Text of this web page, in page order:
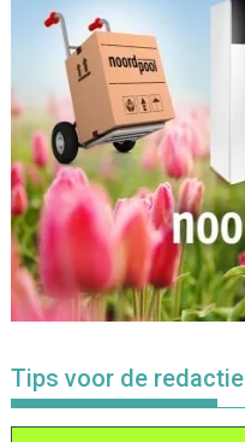
Tips voor de redactie